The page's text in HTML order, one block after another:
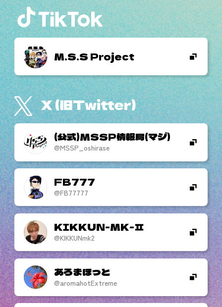
M.S.S Project
(公式)MSSP情報局(マジ)
@MSSP_oshirase
FB777
@FB77777
KIKKUN-MK-
@KIKKUNmk2
あろまほっと
@aromahotExtreme